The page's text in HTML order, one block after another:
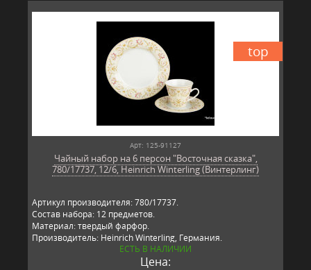
top
Арт: 125-91127
Чайный набор на 6 персон "Восточная сказка",
780/17737, 12/6, Heinrich Winterling (Винтерлинг)
Артикул производителя: 780/17737.
Состав набора: 12 предметов.
Материал: твердый фарфор.
Производитель: Heinrich Winterling, Германия.
ЕСТЬ В НАЛИЧИИ
Цена: